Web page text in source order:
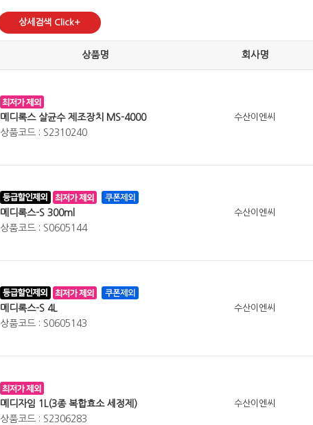
상세검색 Click+
상품명 회사명
메디록스 살균수 제조장치 MS-4000
상품코드 : S2310240
수산이엔씨
메디록스-S 300ml
상품코드 : S0605144
수산이엔씨
메디록스-S 4L
상품코드 : S0605143
수산이엔씨
메디자임 1L(3종 복합효소 세정제)
상품코드 : S2306283
수산이엔씨